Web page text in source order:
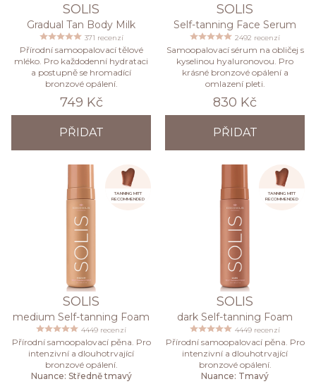
SOLIS
Gradual Tan Body Milk
371 recenzí
Přírodní samoopalovací tělové
mléko. Pro každodenní hydrataci
a postupně se hromadící
bronzové opálení.
749 Kč
PŘIDAT
SOLIS
Self-tanning Face Serum
2492 recenzí
Samoopalovací sérum na obličej s
kyselinou hyaluronovou. Pro
krásné bronzové opálení a
omlazení pleti.
830 Kč
PŘIDAT
TANNING MITT
RECOMMENDED
SOLIS
medium Self-tanning Foam
4449 recenzí
Přírodní samoopalovací pěna. Pro
intenzivní a dlouhotrvající
bronzové opálení.
Nuance: Středně tmavý
TANNING MITT
RECOMMENDED
SOLIS
dark Self-tanning Foam
4449 recenzí
Přírodní samoopalovací pěna. Pro
intenzivní a dlouhotrvající
bronzové opálení.
Nuance: Tmavý